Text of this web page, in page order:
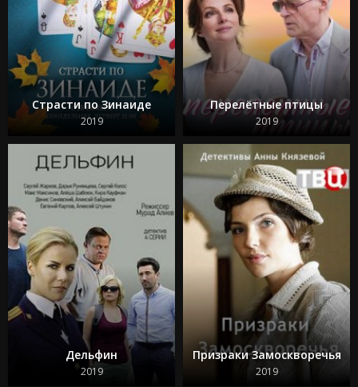
Страсти по Зинаиде
2019
Перелётные птицы
2019
Дельфин
2019
Призраки Замоскворечья
2019